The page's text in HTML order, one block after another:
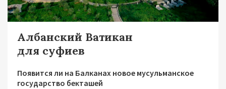
Албанский Ватикан
для суфиев
Появится ли на Балканах новое мусульманское
государство бекташей